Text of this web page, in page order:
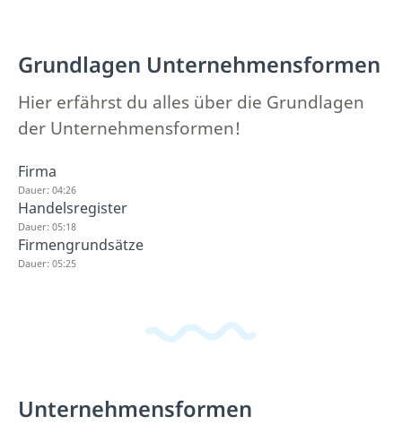
Grundlagen Unternehmensformen
Hier erfährst du alles über die Grundlagen
der Unternehmensformen!
Firma
Dauer: 04:26
Handelsregister
Dauer: 05:18
Firmengrundsätze
Dauer: 05:25
Unternehmensformen